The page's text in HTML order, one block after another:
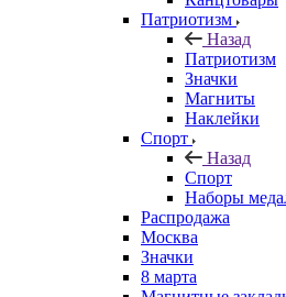
Патриотизм
Назад
Патриотизм
Значки
Магниты
Наклейки
Спорт
Назад
Спорт
Наборы
Распродажа
Москва
Значки
8 марта